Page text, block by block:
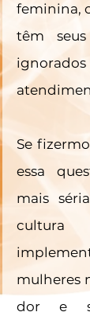
feminina,
têm
Se
essa
mais
mulheres
dor e